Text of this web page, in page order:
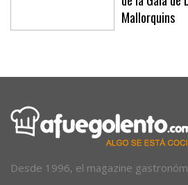
Todo a punto
de la Gala de